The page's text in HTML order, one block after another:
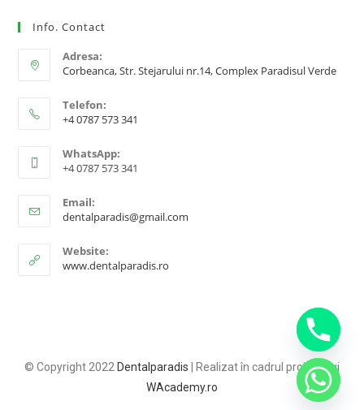
Info. Contact
Adresa:
Corbeanca, Str. Stejarului nr.14, Complex Paradisul Verde
Telefon:
+4 0787 573 341
WhatsApp:
+4 0787 573 341
Email:
dentalparadis@gmail.com
Website:
www.dentalparadis.ro
© Copyright 2022 Dentalparadis | Realizat în cadrul proiectului
WAcademy.ro